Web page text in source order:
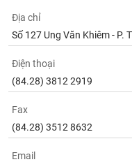
Địa chỉ
Số 127 Ung Văn Khiêm - P.
Điện thoại
(84.28) 3812 2919
Fax
(84.28) 3512 8632
Email